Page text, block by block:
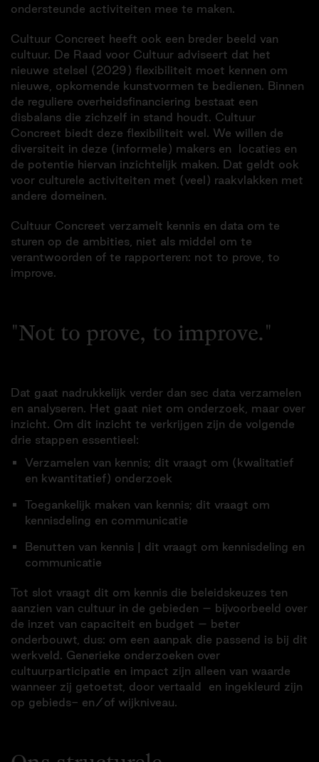
ondersteunde activiteiten mee te maken.
Cultuur Concreet heeft ook een breder beeld van
cultuur. De Raad voor Cultuur adviseert dat het
nieuwe stelsel (2029) flexibiliteit moet kennen om
nieuwe, opkomende kunstvormen te bedienen. Binnen
de reguliere overheidsfinanciering bestaat een
disbalans die zichzelf in stand houdt. Cultuur
Concreet biedt deze flexibiliteit wel. We willen de
diversiteit in deze (informele) makers en locaties en
de potentie hiervan inzichtelijk maken. Dat geldt ook
voor culturele activiteiten met (veel) raakvlakken met
andere domeinen.
Cultuur Concreet verzamelt kennis en data om te
sturen op de ambities, niet als middel om te
verantwoorden of te rapporteren: not to prove, to
improve.
"Not to prove, to improve."
Dat gaat nadrukkelijk verder dan sec data verzamelen
en analyseren. Het gaat niet om onderzoek, maar over
inzicht. Om dit inzicht te verkrijgen zijn de volgende
drie stappen essentieel:
Verzamelen van kennis; dit vraagt om (kwalitatief
en kwantitatief) onderzoek
Toegankelijk maken van kennis; dit vraagt om
kennisdeling en communicatie
Benutten van kennis | dit vraagt om kennisdeling en
communicatie
Tot slot vraagt dit om kennis die beleidskeuzes ten
aanzien van cultuur in de gebieden – bijvoorbeeld over
de inzet van capaciteit en budget – beter
onderbouwt, dus: om een aanpak die passend is bij dit
werkveld. Generieke onderzoeken over
cultuurparticipatie en impact zijn alleen van waarde
wanneer zij getoetst, door vertaald en ingekleurd zijn
op gebieds- en/of wijkniveau.